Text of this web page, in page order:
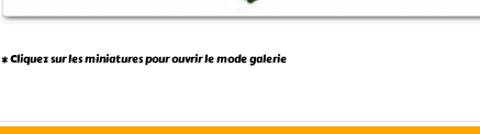
* Cliquez sur les miniatures pour ouvrir le mode galerie